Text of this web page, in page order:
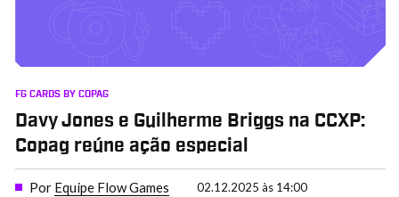
FG CARDS BY COPAG
Davy Jones e Guilherme Briggs na CCXP:
Copag reúne ação especial
Por Equipe Flow Games 02.12.2025 às 14:00